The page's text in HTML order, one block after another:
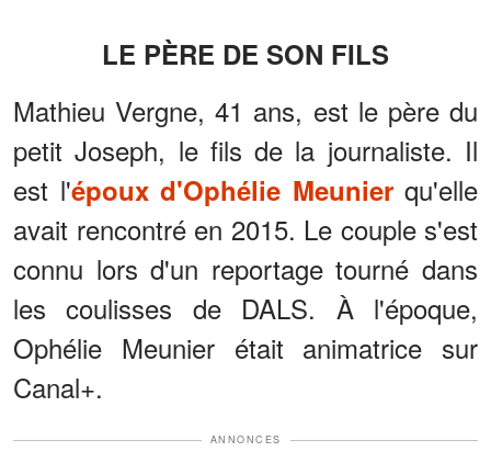
LE PÈRE DE SON FILS
Mathieu Vergne, 41 ans, est le père du
petit Joseph, le fils de la journaliste. Il
est l'époux d'Ophélie Meunierqu'elle
avait rencontré en 2015. Le couple s'est
connu lors d'un reportage tourné dans
les coulisses de DALS. À l'époque,
Ophélie Meunier était animatrice sur
Canal+.
ANNONCES